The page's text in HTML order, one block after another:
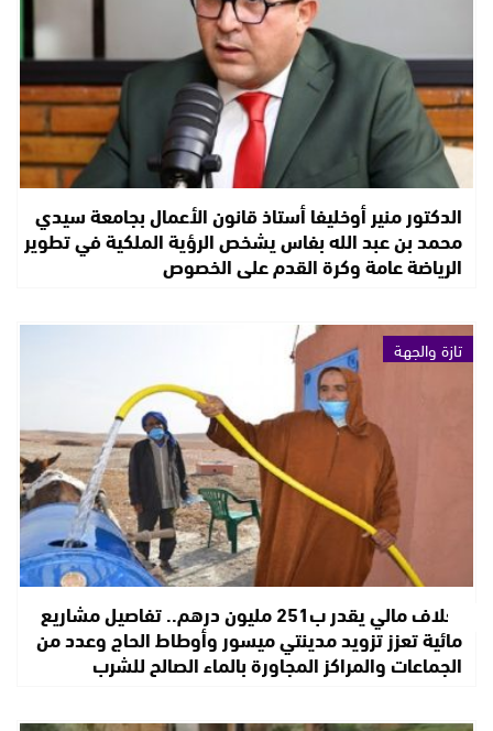
الدكتور منير أوخليفا أستاذ قانون الأعمال بجامعة سيدي
محمد بن عبد الله بفاس يشخص الرؤية الملكية في تطوير
الرياضة عامة وكرة القدم على الخصوص
تازة والجهة
بغلاف مالي يقدر ب251 مليون درهم.. تفاصيل مشاريع
مائية تعزز تزويد مدينتي ميسور وأوطاط الحاج وعدد من
الجماعات والمراكز المجاورة بالماء الصالح للشرب